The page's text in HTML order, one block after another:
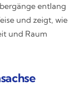
entlang
und zeigt, wie
und Raum